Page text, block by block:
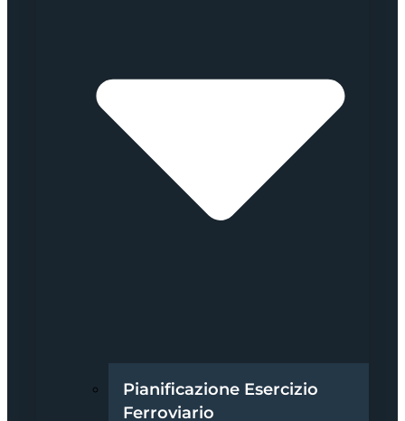
Pianificazione Esercizio
Ferroviario